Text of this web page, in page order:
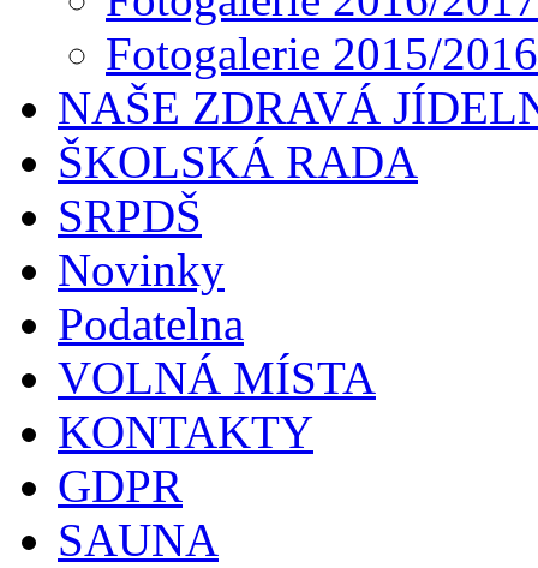
Fotogalerie 2015/2016
NAŠE ZDRAVÁ
ŠKOLSKÁ RADA
SRPDŠ
Novinky
Podatelna
VOLNÁ MÍSTA
KONTAKTY
GDPR
SAUNA